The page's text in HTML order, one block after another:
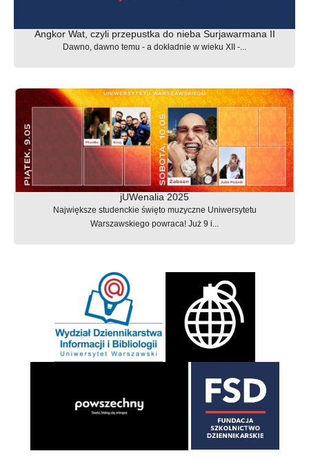
Angkor Wat, czyli przepustka do nieba Surjawarmana II
Dawno, dawno temu - a dokładnie w wieku XII -...
jUWenalia 2025
Największe studenckie święto muzyczne Uniwersytetu
Warszawskiego powraca! Już 9 i...